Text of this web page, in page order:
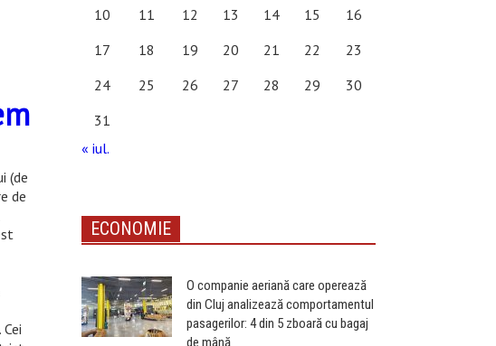
(de
de
10
11 12 13 14 15
16
17
18 19 20 21 22
23
24
25 26 27 28 29
30
31
« iul.
ECONOMIE
O companie aeriană care operează
din Cluj analizează comportamentul
pasagerilor: 4 din 5 zboară cu bagaj
de mână